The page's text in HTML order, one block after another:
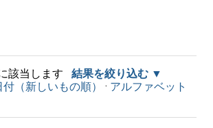
該当します
結果を絞り込む
付（新しいもの順） · アルファベット